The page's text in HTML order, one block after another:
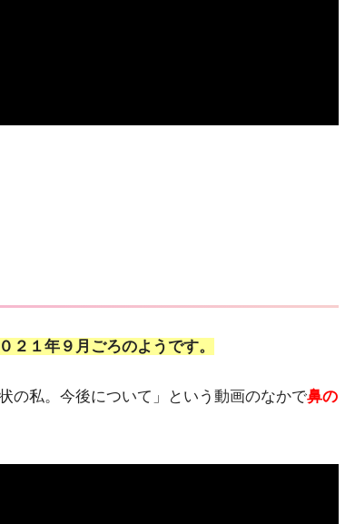
２１年 ９月ごろのようです。
の私。今後について」という動画のなかで鼻の